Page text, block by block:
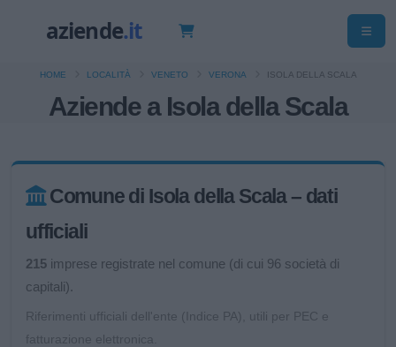
Aziende a Isola della Scala
HOME LOCALITÀ VENETO VERONA ISOLA DELLA SCALA
Comune di Isola della Scala – dati
ufficiali
215 imprese registrate nel comune (di cui 96 società di
capitali).
Riferimenti ufficiali dell'ente (Indice PA), utili per PEC e
fatturazione elettronica.